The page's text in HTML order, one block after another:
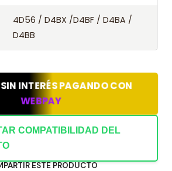
4D56 / D4BX /D4BF / D4BA /
D4BB
INTERÉS PAGANDO CON
WEBPAY
COMPATIBILIDAD DEL
ESTE PRODUCTO